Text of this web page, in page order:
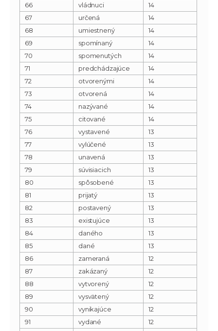
66
vládnuci
14
67
určená
14
68
umiestnený
14
69
spomínaný
14
70
spomenutých
14
71
predchádzajúce
14
72
otvorenými
14
73
otvorená
14
74
nazývané
14
75
citované
14
76
vystavené
13
77
vylúčené
13
78
unavená
13
79
súvisiacich
13
80
spôsobené
13
81
prijatý
13
82
postavený
13
83
existujúce
13
84
daného
13
85
dané
13
86
zameraná
12
87
zakázaný
12
88
vytvorený
12
89
vysvätený
12
90
vynikajúce
12
91
vydané
12